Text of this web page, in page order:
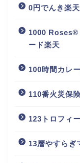
0円でんき楽天
1000 Roses®
ード楽天
100時間カレ
110番火災保
123トロフィ
13層やすらぎ